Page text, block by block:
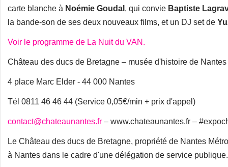
carte blanche à Noémie Goudal , qui convie Baptiste
la bande-son de ses deux nouveaux films, et un DJ set de
Voir le programme de La Nuit du VAN.
Château des ducs de Bretagne – musée d'histoire de Nantes
4 place Marc Elder - 44 000 Nantes
Tél 0811 46 46 44 (Service 0,05€/min + prix d'appel)
contact@chateaunantes.fr – www.chateaunantes.fr –
Le Château des ducs de Bretagne, propriété de Nantes
à Nantes dans le cadre d'une délégation de service publique.